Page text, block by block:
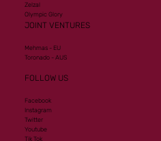
Zelzal
Olympic Glory
JOINT VENTURES
Mehmas - EU
Toronado - AUS
FOLLOW US
Facebook
Instagram
Twitter
Youtube
Tik Tok